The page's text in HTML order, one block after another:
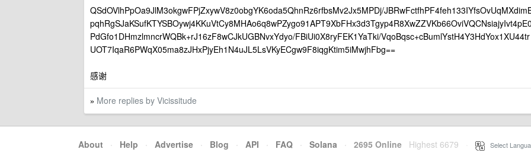
QSdOVlhPpOa9JlM3okgwFPjZxywV8z0obgYK6oda5QhnRz6rfbsMv2Jx5MPDj/
PdGfo1DHmzlmncrWQBk+rJ16zF8wCJkUGBNvxYdyo/FBiUi0X8ryFEK1YaTki/VqoBqsc+cBumlYstH4Y3HdYox1XU44tr
UOT7IqaR6PWqX05ma8zJHxPjyEh1N4uJL5LsVKyECgw9F8iqgKtim5iMwjhFbg==
感谢
» More replies by Vicissitude
About · Help · Advertise · Blog · API · FAQ · Solana · 2695 Online Highest 6679 Select